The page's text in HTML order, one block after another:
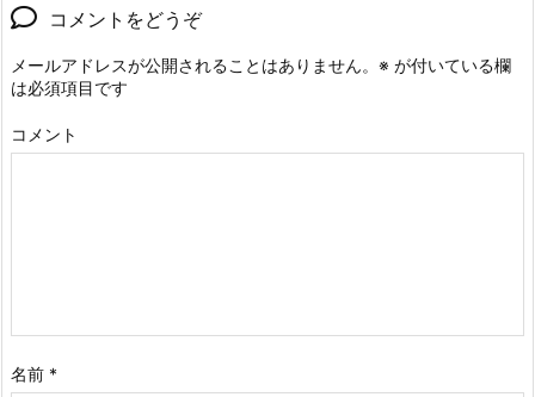
コメントをどうぞ
メールアドレスが公開されることはありません。 ※ が付いている欄
は必須項目です
コメント
名前 *